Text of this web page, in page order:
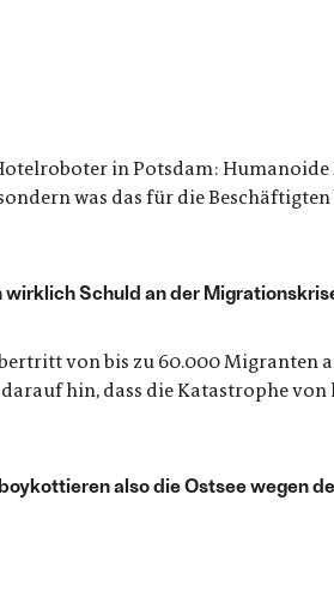
in Potsdam:
was das für die
wirklich Schuld an der
von bis zu 60.000 Migranten
hin, dass die Katastrophe
also die Ostsee wegen